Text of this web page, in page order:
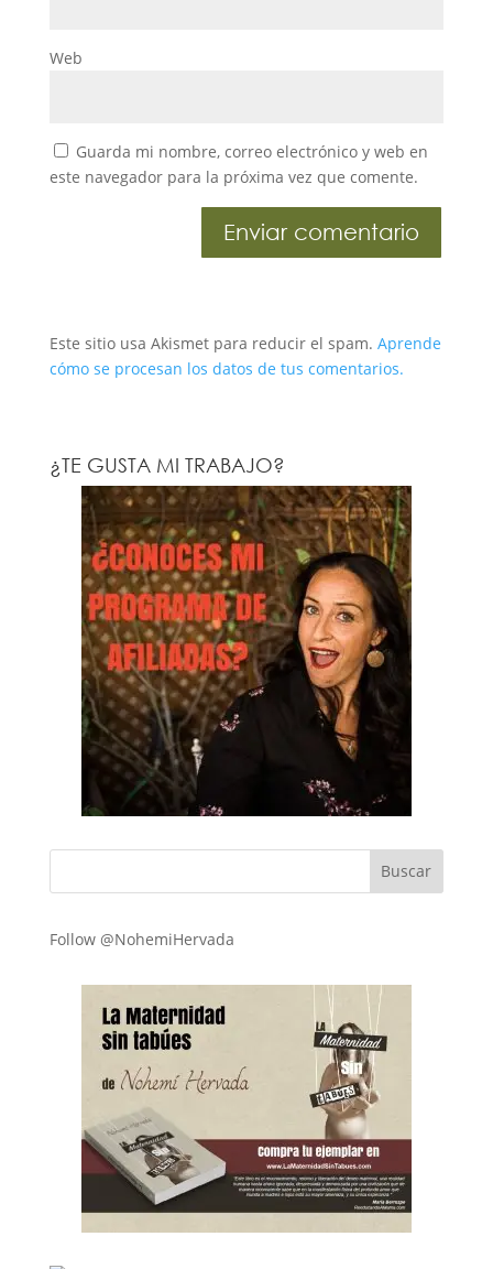
Web
Guarda mi nombre, correo electrónico y web en
este navegador para la próxima vez que comente.
Este sitio usa Akismet para reducir el spam. Aprende
cómo se procesan los datos de tus comentarios.
¿TE GUSTA MI TRABAJO?
Follow @NohemiHervada